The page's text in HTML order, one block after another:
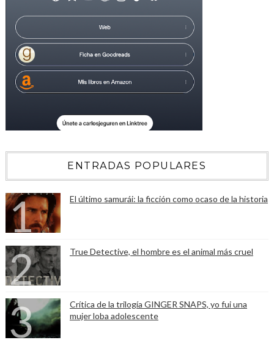
ENTRADAS POPULARES
El último samurái: la ficción como ocaso de la historia
True Detective, el hombre es el animal más cruel
Crítica de la trilogía GINGER SNAPS, yo fui una
mujer loba adolescente